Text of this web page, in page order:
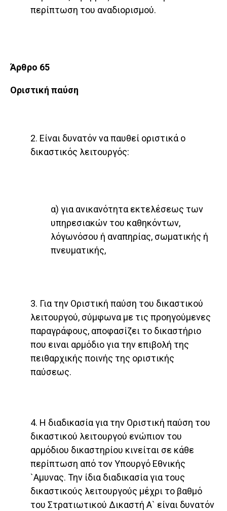
περίπτωση του αναδιορισμού.
Άρθρο 65
Οριστική παύση
2. Είναι δυνατόν να παυθεί οριστικά ο
δικαστικός λειτουργός:
α) για ανικανότητα εκτελέσεως των
υπηρεσιακών του καθηκόντων,
λόγωνόσου ή αναπηρίας, σωματικής ή
πνευματικής,
3. Για την Οριστική παύση του δικαστικού
λειτουργού, σύμφωνα με τις προηγούμενες
παραγράφους, αποφασίζει το δικαστήριο
που ειναι αρμόδιο για την επιβολή της
πειθαρχικής ποινής της οριστικής
παύσεως.
4. Η διαδικασία για την Οριστική παύση του
δικαστικού λειτουργού ενώπιον του
αρμόδιου δικαστηρίου κινείται σε κάθε
περίπτωση από τον Υπουργό Εθνικής
`Αμυνας. Την ίδια διαδικασία για τους
δικαστικούς λειτουργούς μέχρι το βαθμό
του Στρατιωτικού Δικαστή Α` είναι δυνατόν